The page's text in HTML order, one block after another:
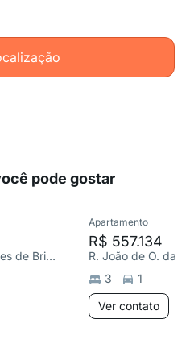
pode gostar
R. Radialista Severino Gomes de Brito, José Américo de Almeida
Apartamento
R$ 557.134
R. João de O. da
3
1
Ver contato